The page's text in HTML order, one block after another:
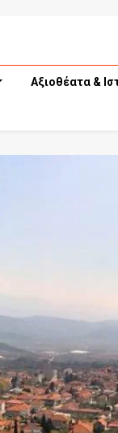
Αξιοθέατα &